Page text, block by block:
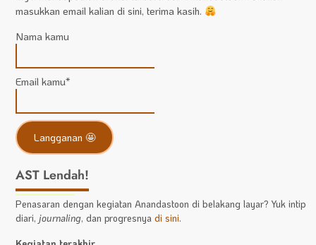
masukkan email kalian di sini, terima kasih.
Nama kamu
Email kamu*
AST Lendah!
Penasaran dengan kegiatan Anandastoon di belakang layar? Yuk intip
diari, journaling, dan progresnyadi sini.